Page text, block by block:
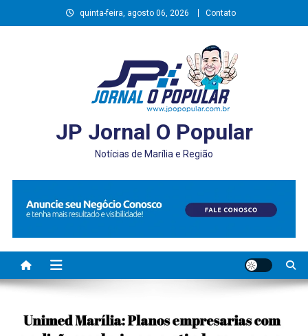
to
quinta-feira, agosto 06, 2026 Contato
JP Jornal O Popular
Notícias de Marília e Região